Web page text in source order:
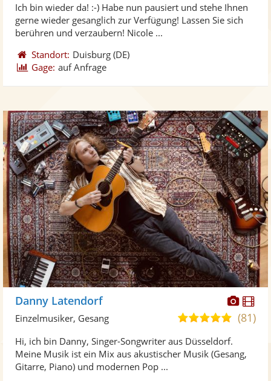
Fotos
5
Ich bin wieder da! :-) Habe nun pausiert und stehe Ihnen
gerne wieder gesanglich zur Verfügung! Lassen Sie sich
berühren und verzaubern! Nicole ...
Standort: Duisburg (DE)
Gage: auf Anfrage
Danny Latendorf
5,0
5
Sternen
(81)
Einzelmusiker, Gesang
Hi, ich bin Danny, Singer-Songwriter aus Düsseldorf.
Meine Musik ist ein Mix aus akustischer Musik (Gesang,
Gitarre, Piano) und modernen Pop ...